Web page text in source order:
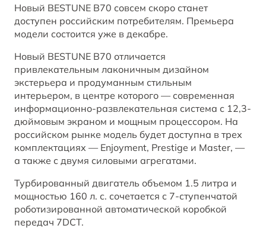
АВТОМОБИЛИ В НАЛИЧИИ
BESTUNE В СОЦСЕТЯХ
BESTUNE в YouTube
BESTUNE в Яндекс Дзен
BESTUNE в RuTube
Новый BESTUNE В70 совсем скоро станет
доступен российским потребителям. Премьера
модели состоится уже в декабре.
Новый BESTUNE В70 отличается
привлекательным лаконичным дизайном
экстерьера и продуманным стильным
интерьером, в центре которого — современная
информационно-развлекательная система с 12,3-
дюймовым экраном и мощным процессором. На
российском рынке модель будет доступна в трех
комплектациях — Enjoyment, Prestige и Master, —
а также с двумя силовыми агрегатами.
Турбированный двигатель объемом 1.5 литра и
мощностью 160 л. с. сочетается с 7-ступенчатой
роботизированной автоматической коробкой
передач 7DCT.